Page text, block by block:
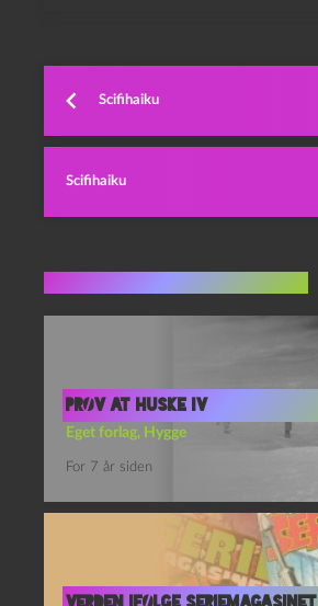
Scifihaiku
Scifihaiku
Prøv at huske IV
Eget forlag, Hygge
For 7 år siden